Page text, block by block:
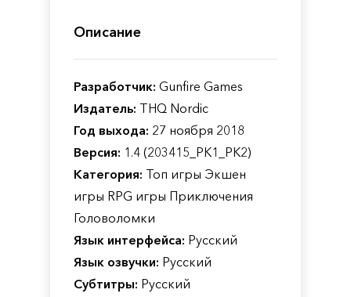
Описание
Разработчик: Gunfire Games
Издатель: THQ Nordic
Год выхода: 27 ноября 2018
Версия: 1.4 (203415_PK1_PK2)
Категория: Топ игры Экшен
игры RPG игры Приключения
Головоломки
Язык интерфейса: Русский
Язык озвучки: Русский
Субтитры: Русский